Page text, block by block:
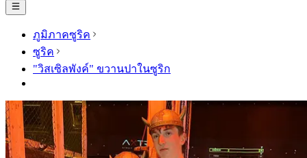
ภูมิภาคซูริค
ซูริค
"วิสเซิลพังค์" ขวานปาในซูริก